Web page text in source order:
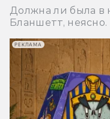
Должна ли была в
Бланшетт, неясно.
РЕКЛАМА